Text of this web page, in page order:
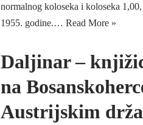
normalnog koloseka i koloseka
1955. godine.… Read More »
Daljinar –
na
Austrijskim